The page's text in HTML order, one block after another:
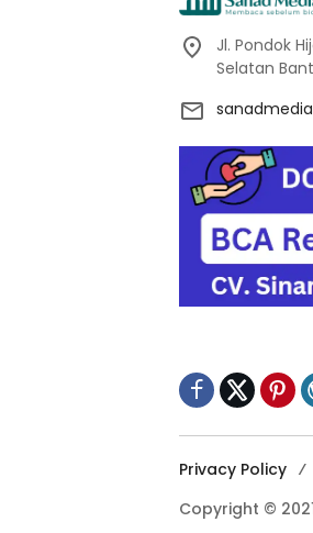
Jl. Pondok
Selatan
Privacy Policy
Copyright ©